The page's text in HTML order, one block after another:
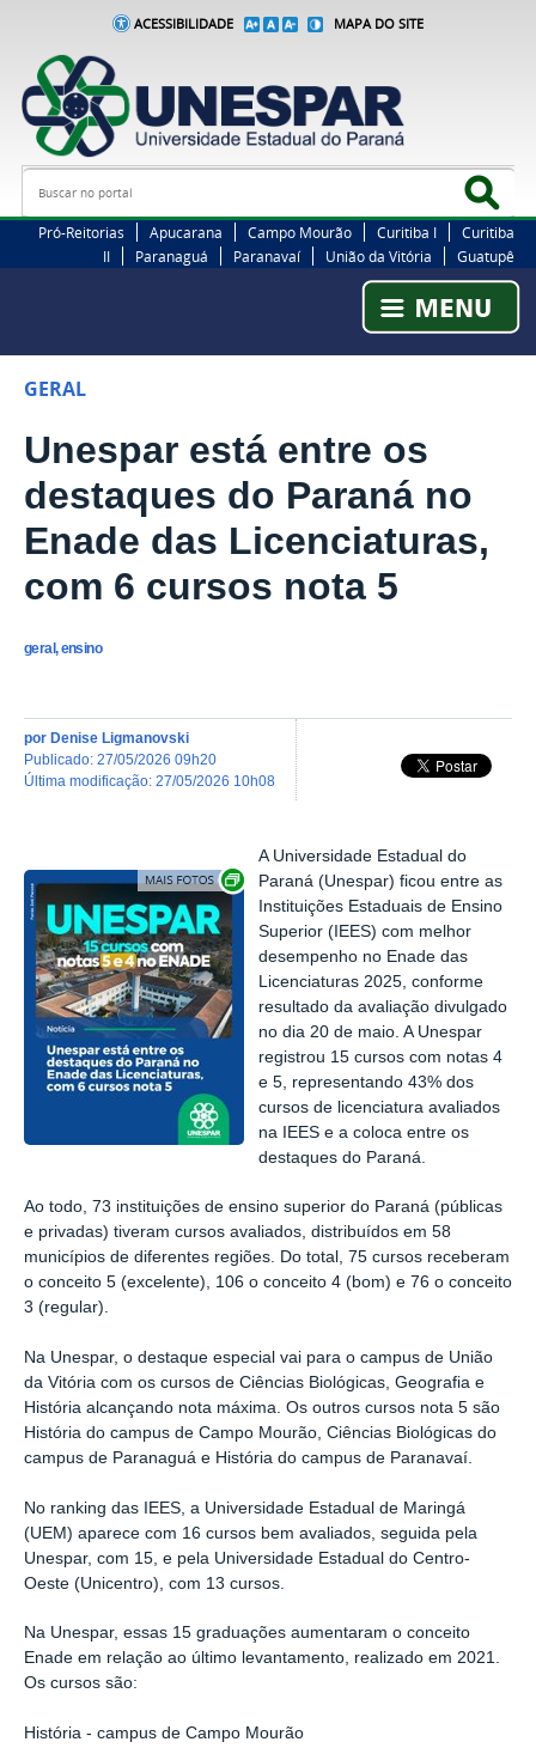
ACESSIBILIDADE MAPA DO SITE
Busca
Pró-Reitorias Apucarana Campo Mourão Curitiba I
Curitiba
II
Paranaguá Paranavaí União da Vitória Guatupê
GERAL
Unespar está entre os
destaques do Paraná no
Enade das Licenciaturas,
com 6 cursos nota 5
geral, ensino
por Denise Ligmanovski
publicado: 27/05/2026 09h20
última modificação: 27/05/2026 10h08
Exibir carrossel de imagens
A Universidade Estadual do
Paraná (Unespar) ficou entre as
Instituições Estaduais de Ensino
Superior (IEES) com melhor
desempenho no Enade das
Licenciaturas 2025, conforme
resultado da avaliação divulgado
no dia 20 de maio. A Unespar
registrou 15 cursos com notas 4
e 5, representando 43% dos
cursos de licenciatura avaliados
na IEES e a coloca entre os
destaques do Paraná.
Ao todo, 73 instituições de ensino superior do Paraná (públicas
e privadas) tiveram cursos avaliados, distribuídos em 58
municípios de diferentes regiões. Do total, 75 cursos receberam
o conceito 5 (excelente), 106 o conceito 4 (bom) e 76 o conceito
3 (regular).
Na Unespar, o destaque especial vai para o campus de União
da Vitória com os cursos de Ciências Biológicas, Geografia e
História alcançando nota máxima. Os outros cursos nota 5 são
História do campus de Campo Mourão, Ciências Biológicas do
campus de Paranaguá e História do campus de Paranavaí.
No ranking das IEES, a Universidade Estadual de Maringá
(UEM) aparece com 16 cursos bem avaliados, seguida pela
Unespar, com 15, e pela Universidade Estadual do Centro-
Oeste (Unicentro), com 13 cursos.
Na Unespar, essas 15 graduações aumentaram o conceito
Enade em relação ao último levantamento, realizado em 2021.
Os cursos são:
História - campus de Campo Mourão